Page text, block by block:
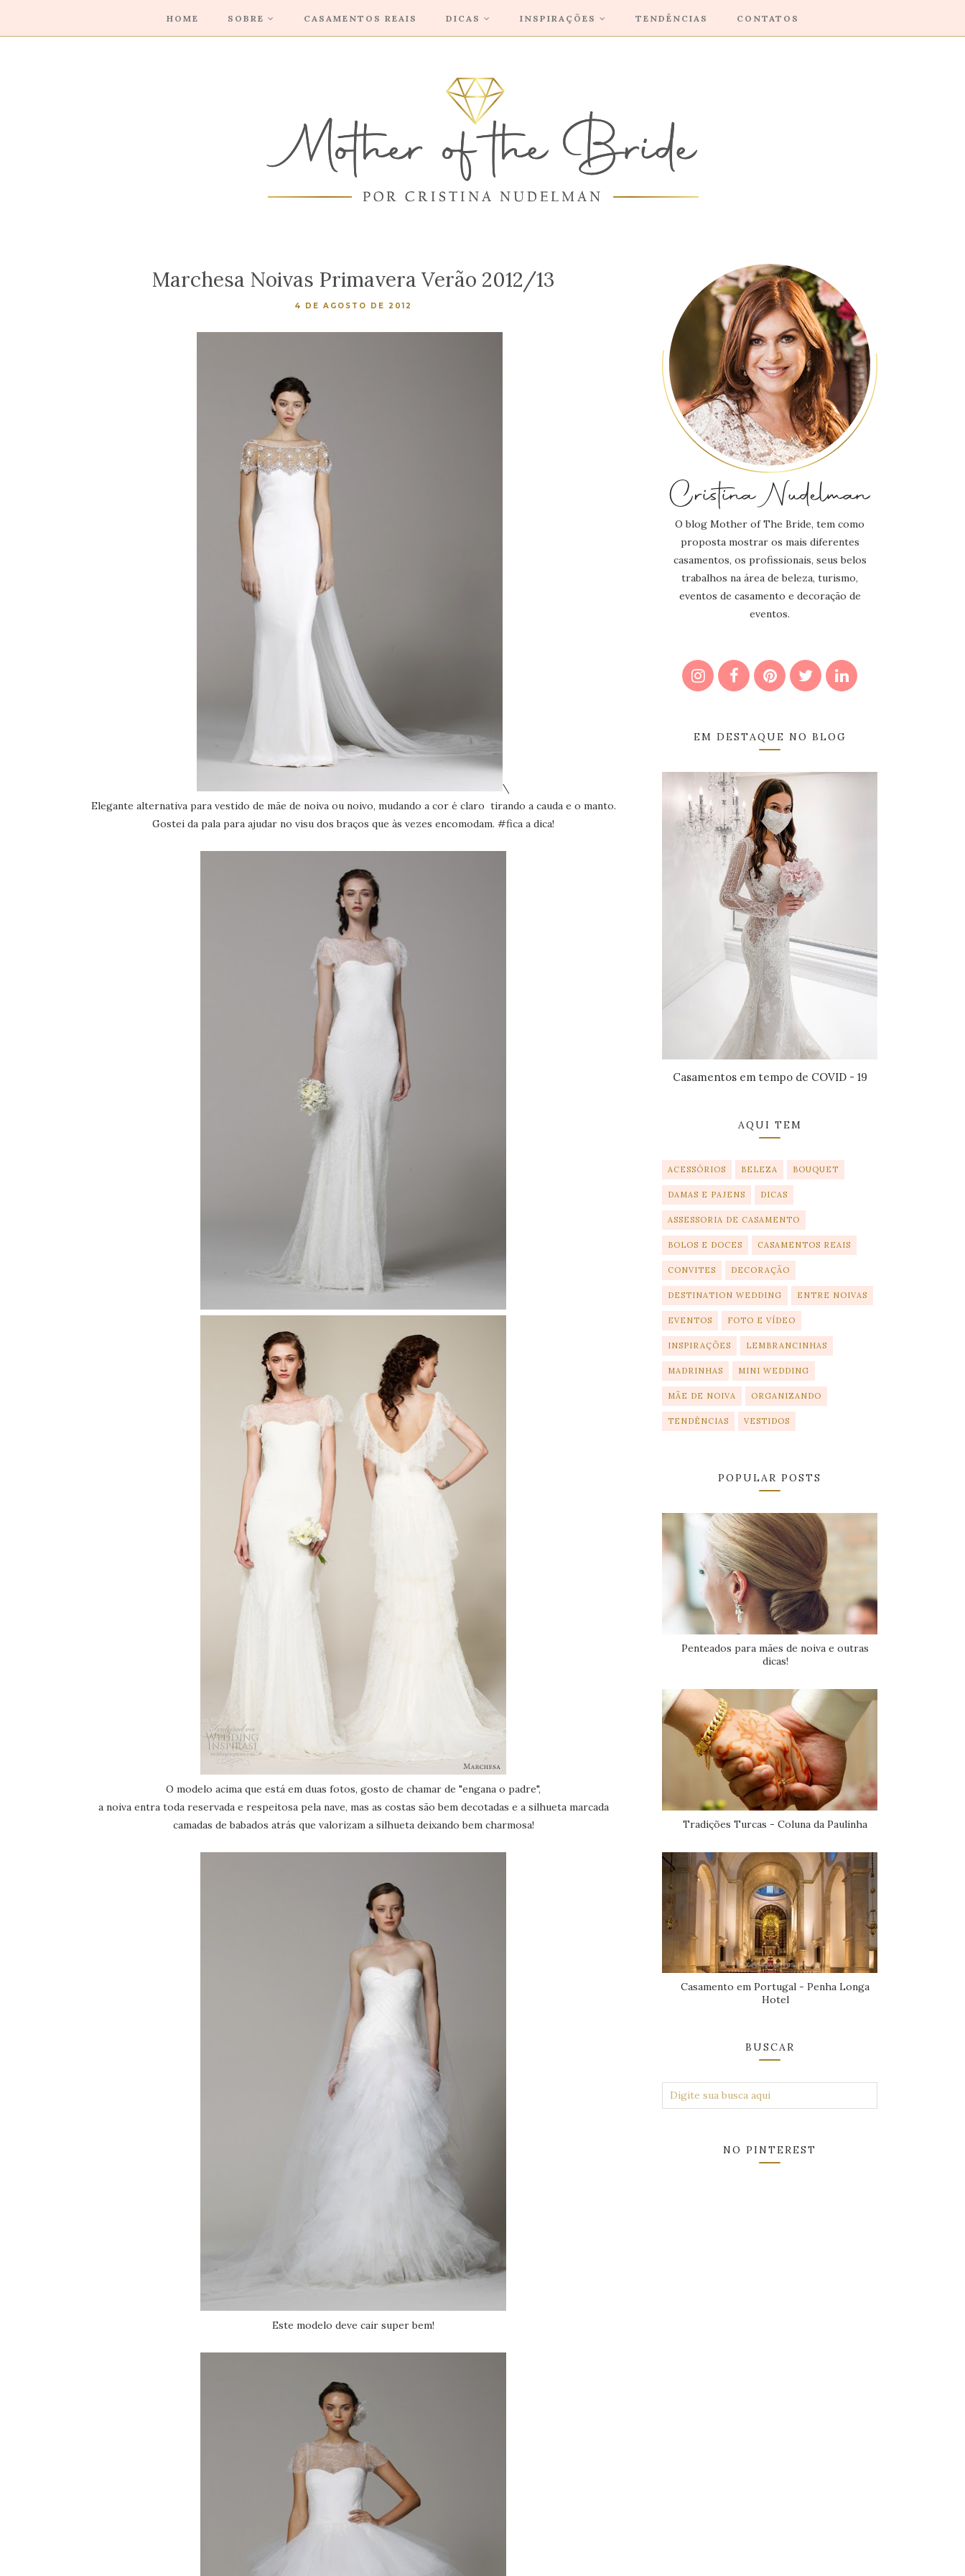
HOME SOBRE CASAMENTOS REAIS DICAS INSPIRAÇÕES TENDÊNCIAS CONTATOS
Marchesa Noivas Primavera Verão 2012/13
4 DE AGOSTO DE 2012
\
Elegante alternativa para vestido de mãe de noiva ou noivo, mudando a cor é claro tirando a cauda e o manto.
Gostei da pala para ajudar no visu dos braços que às vezes encomodam. #fica a dica!
O modelo acima que está em duas fotos, gosto de chamar de "engana o padre",
a noiva entra toda reservada e respeitosa pela nave, mas as costas são bem decotadas e a silhueta marcada
camadas de babados atrás que valorizam a silhueta deixando bem charmosa!
Este modelo deve cair super bem!
O blog Mother of The Bride, tem como
proposta mostrar os mais diferentes
casamentos, os profissionais, seus belos
trabalhos na área de beleza, turismo,
eventos de casamento e decoração de
eventos.
EM DESTAQUE NO BLOG
Casamentos em tempo de COVID - 19
AQUI TEM
ACESSÓRIOS BELEZA BOUQUET
DAMAS E PAJENS DICAS
ASSESSORIA DE CASAMENTO
BOLOS E DOCES CASAMENTOS REAIS
CONVITES DECORAÇÃO
DESTINATION WEDDING ENTRE NOIVAS
EVENTOS FOTO E VÍDEO
INSPIRAÇÕES LEMBRANCINHAS
MADRINHAS MINI WEDDING
MÃE DE NOIVA ORGANIZANDO
TENDÊNCIAS VESTIDOS
POPULAR POSTS
Penteados para mães de noiva e outras
dicas!
Tradições Turcas - Coluna da Paulinha
Casamento em Portugal - Penha Longa
Hotel
BUSCAR
NO PINTEREST